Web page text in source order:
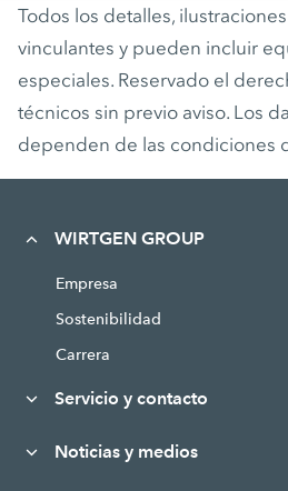
Todos los detalles,
vinculantes y pueden incluir
especiales. Reservado el
técnicos sin previo aviso. Los
dependen de las condiciones
WIRTGEN GROUP
Empresa
Sostenibilidad
Carrera
Servicio y contacto
Noticias y medios